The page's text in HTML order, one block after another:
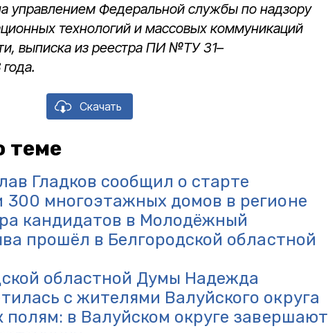
управлением Федеральной службы по надзору
технологий и массовых коммуникаций
выписка из реестра ПИ №ТУ 31–
Скачать
теме
Гладков сообщил о старте
300 многоэтажных домов в регионе
кандидатов в Молодёжный
прошёл в Белгородской областной
областной Думы Надежда
с жителями Валуйского округа
полям: в Валуйском округе завершают